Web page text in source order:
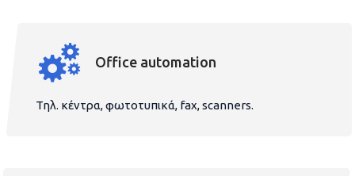
Office automation
Τηλ. κέντρα, φωτοτυπικά, fax, scanners.